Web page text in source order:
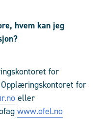
hvem kan jeg
for
for
eller
www.ofel.no